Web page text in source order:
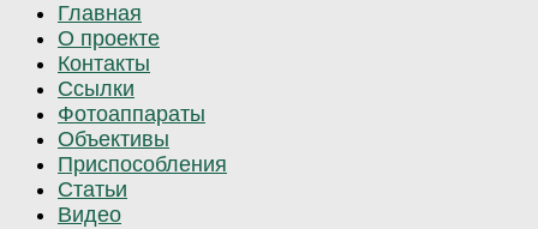
Главная
О проекте
Контакты
Ссылки
Фотоаппараты
Объективы
Приспособления
Статьи
Видео